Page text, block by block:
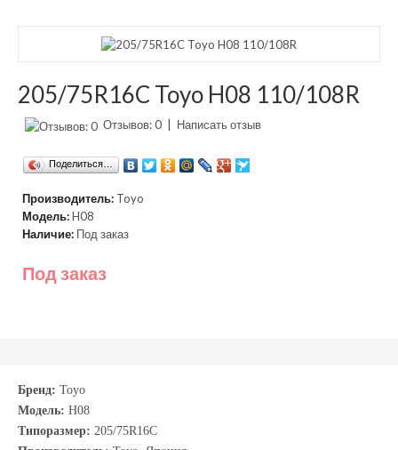
205/75R16C Toyo H08 110/108R
Отзывов: 0 Написать отзыв
Поделиться…
Производитель: Toyo
Модель:H08
Наличие: Под заказ
Под заказ
Бренд: Toyo
Модель: H08
Типоразмер: 205/75R16C